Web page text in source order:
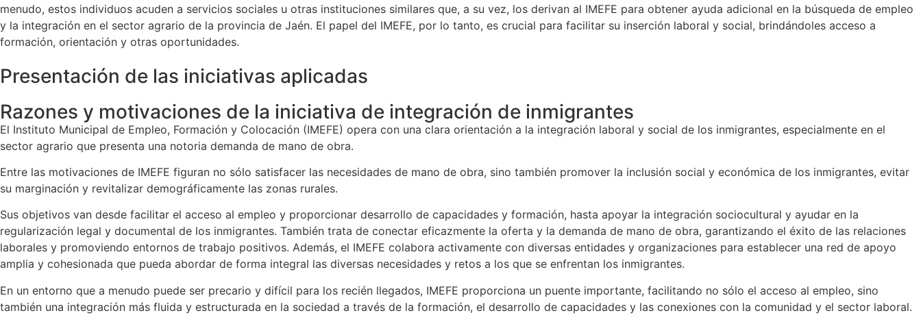
menudo, estos individuos acuden a servicios sociales u otras instituciones similares que, a su vez, los derivan al IMEFE para obtener ayuda adicional en la búsqueda de empleo
y la integración en el sector agrario de la provincia de Jaén. El papel del IMEFE, por lo tanto, es crucial para facilitar su inserción laboral y social, brindándoles acceso a
formación, orientación y otras oportunidades.
Presentación de las iniciativas aplicadas
Razones y motivaciones de la iniciativa de integración de inmigrantes
El Instituto Municipal de Empleo, Formación y Colocación (IMEFE) opera con una clara orientación a la integración laboral y social de los inmigrantes, especialmente en el
sector agrario que presenta una notoria demanda de mano de obra.
Entre las motivaciones de IMEFE figuran no sólo satisfacer las necesidades de mano de obra, sino también promover la inclusión social y económica de los inmigrantes, evitar
su marginación y revitalizar demográficamente las zonas rurales.
Sus objetivos van desde facilitar el acceso al empleo y proporcionar desarrollo de capacidades y formación, hasta apoyar la integración sociocultural y ayudar en la
regularización legal y documental de los inmigrantes. También trata de conectar eficazmente la oferta y la demanda de mano de obra, garantizando el éxito de las relaciones
laborales y promoviendo entornos de trabajo positivos. Además, el IMEFE colabora activamente con diversas entidades y organizaciones para establecer una red de apoyo
amplia y cohesionada que pueda abordar de forma integral las diversas necesidades y retos a los que se enfrentan los inmigrantes.
En un entorno que a menudo puede ser precario y difícil para los recién llegados, IMEFE proporciona un puente importante, facilitando no sólo el acceso al empleo, sino
también una integración más fluida y estructurada en la sociedad a través de la formación, el desarrollo de capacidades y las conexiones con la comunidad y el sector laboral.